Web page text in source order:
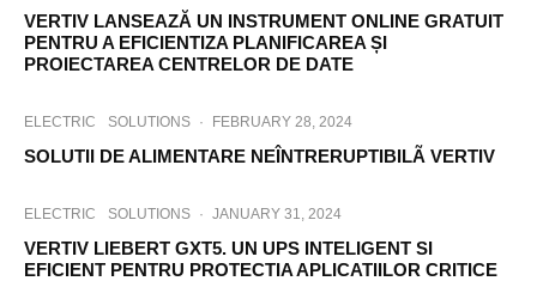
VERTIV LANSEAZĂ UN INSTRUMENT ONLINE GRATUIT
PENTRU A EFICIENTIZA PLANIFICAREA ȘI
PROIECTAREA CENTRELOR DE DATE
ELECTRIC SOLUTIONS · FEBRUARY 28, 2024
SOLUTII DE ALIMENTARE NEÎNTRERUPTIBILÃ VERTIV
ELECTRIC SOLUTIONS · JANUARY 31, 2024
VERTIV LIEBERT GXT5. UN UPS INTELIGENT SI
EFICIENT PENTRU PROTECTIA APLICATIILOR CRITICE